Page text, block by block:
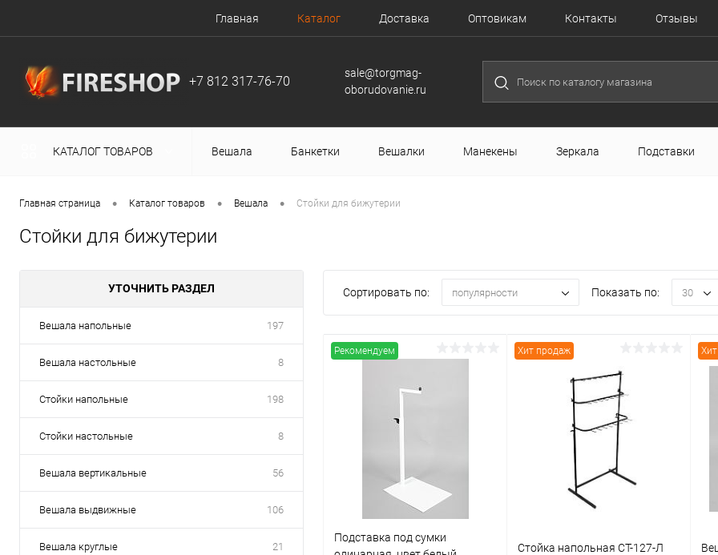
Главная Каталог Доставка Оптовикам Контакты Отзывы
+7 812 317-76-70
sale@torgmag-
oborudovanie.ru
КАТАЛОГ ТОВАРОВ Вешала Банкетки Вешалки Манекены Зеркала Подставки
Главная страница • Каталог товаров • Вешала • Стойки для бижутерии
Стойки для бижутерии
УТОЧНИТЬ РАЗДЕЛ
Вешала напольные 197
Вешала настольные 8
Стойки напольные 198
Стойки настольные 8
Вешала вертикальные 56
Вешала выдвижные 106
Вешала круглые 21
Сортировать по: популярности Показать по: 30
Рекомендуем
Подставка под сумки
Хит продаж
Стойка напольная СТ-127-Л